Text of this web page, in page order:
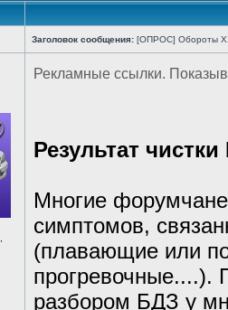
Заголовок сообщения: [ОПРОС] Обороты
Рекламные ссылки.
Результат
Многие
симптомов,
(плавающие или
прогревочные....).
разбором БДЗ у